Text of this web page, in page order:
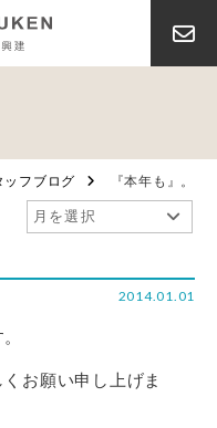
ッフブログ 『本年も』。
2014.01.01
お願い申し上げま